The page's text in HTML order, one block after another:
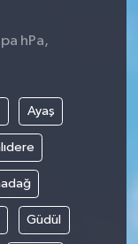
hPa,
Ayaş
Güdül